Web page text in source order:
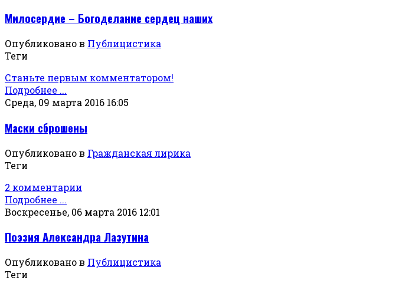
Милосердие – Богоделание сердец наших
Опубликовано в Публицистика
Теги
Станьте первым комментатором!
Подробнее ...
Среда, 09 марта 2016 16:05
Маски сброшены
Опубликовано в Гражданская лирика
Теги
2 комментарии
Подробнее ...
Воскресенье, 06 марта 2016 12:01
Поэзия Александра Лазутина
Опубликовано в Публицистика
Теги